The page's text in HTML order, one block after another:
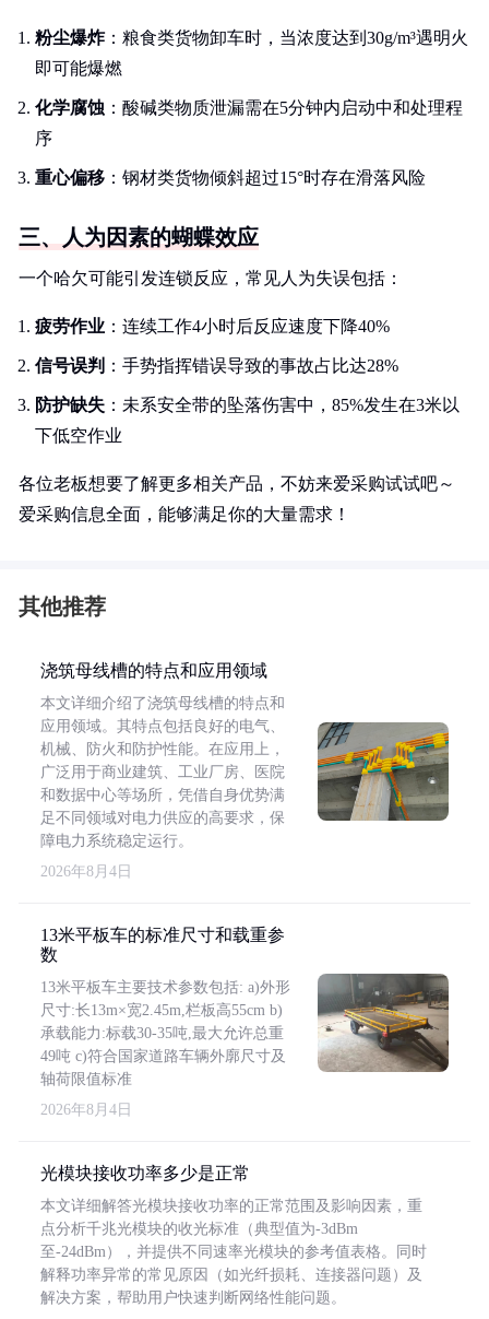
粉尘爆炸：粮食类货物卸车时，当浓度达到30g/m³遇明火
即可能爆燃
化学腐蚀 ：酸碱类物质泄漏需在5分钟内启动中和处理程
序
重心偏移 ：钢材类货物倾斜超过15°时存在滑落风险
三、人为因素的蝴蝶效应
一个哈欠可能引发连锁反应，常见人为失误包括：
疲劳作业 ：连续工作4小时后反应速度下降40%
信号误判 ：手势指挥错误导致的事故占比达28%
防护缺失 ：未系安全带的坠落伤害中，85%发生在3米以
下低空作业
各位老板想要了解更多相关产品，不妨来爱采购试试吧～
爱采购信息全面，能够满足你的大量需求！
其他推荐
浇筑母线槽的特点和应用领域
本文详细介绍了浇筑母线槽的特点和
应用领域。其特点包括良好的电气、
机械、防火和防护性能。在应用上，
广泛用于商业建筑、工业厂房、医院
和数据中心等场所，凭借自身优势满
足不同领域对电力供应的高要求，保
障电力系统稳定运行。
2026年8月4日
13米平板车的标准尺寸和载重参
数
13米平板车主要技术参数包括: a)外形
尺寸:长13m×宽2.45m,栏板高55cm b)
承载能力:标载30-35吨,最大允许总重
49吨 c)符合国家道路车辆外廓尺寸及
轴荷限值标准
2026年8月4日
光模块接收功率多少是正常
本文详细解答光模块接收功率的正常范围及影响因素，重
点分析千兆光模块的收光标准（典型值为-3dBm
至-24dBm），并提供不同速率光模块的参考值表格。同时
解释功率异常的常见原因（如光纤损耗、连接器问题）及
解决方案，帮助用户快速判断网络性能问题。